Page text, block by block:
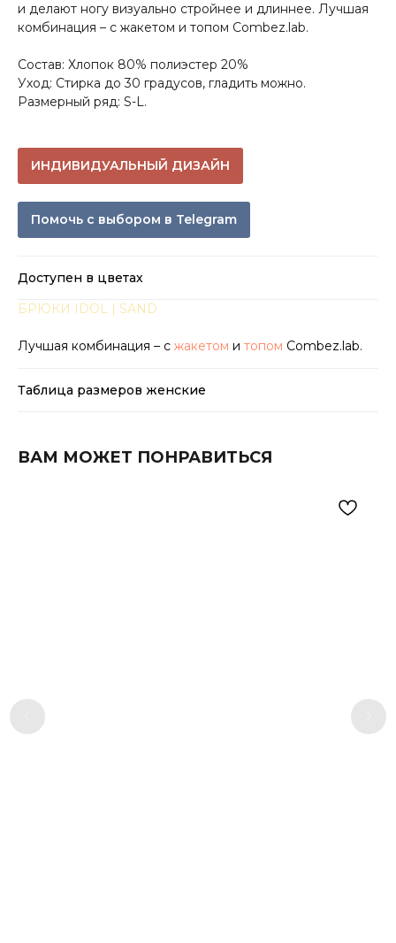
и делают ногу визуально стройнее и длиннее. Лучшая
комбинация – с жакетом и топом Combez.lab.
Состав: Хлопок 80% полиэстер 20%
Уход: Стирка до 30 градусов, гладить можно.
Размерный ряд: S-L.
ИНДИВИДУАЛЬНЫЙ ДИЗАЙН
Помочь с выбором в Telegram
Доступен в цветах
БРЮКИ IDOL | SAND
Лучшая комбинация – с жакетом и топом Combez.lab.
Таблица размеров женские
ВАМ МОЖЕТ ПОНРАВИТЬСЯ